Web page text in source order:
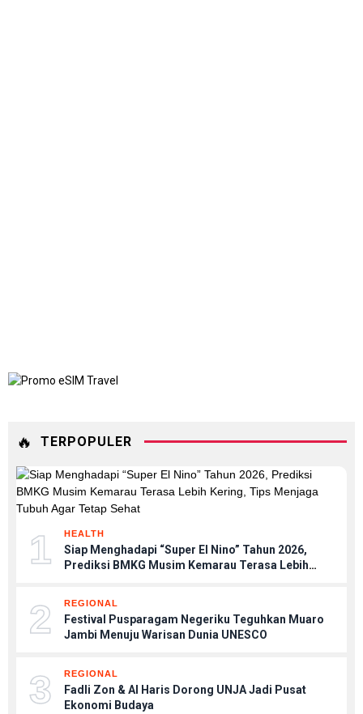
🔥 TERPOPULER
1 HEALTH
Siap Menghadapi “Super El Nino” Tahun 2026,
Prediksi BMKG Musim Kemarau Terasa Lebih
2 REGIONAL
Festival Pusparagam Negeriku Teguhkan Muaro
Jambi Menuju Warisan Dunia UNESCO
3 REGIONAL
Fadli Zon & Al Haris Dorong UNJA Jadi Pusat
Ekonomi Budaya